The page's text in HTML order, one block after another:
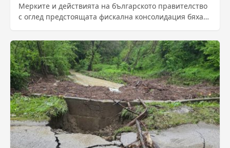
Мерките и действията на българското правителство
с оглед предстоящата фискална консолидация бяха
председателя на България...